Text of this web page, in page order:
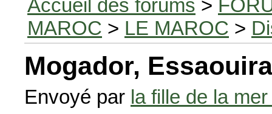
Accueil des forums >
MAROC > LE MAROC >
Mogador,
Envoyé par la fille de la